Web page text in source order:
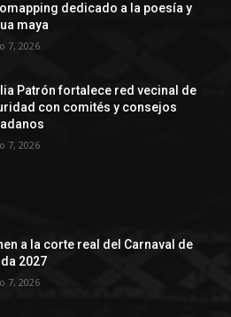
dedicado a la poesía y
maya
7, 2026
Patrón fortalece red vecinal de
con comités y consejos
7, 2026
a la corte real del Carnaval de
2027
7, 2026